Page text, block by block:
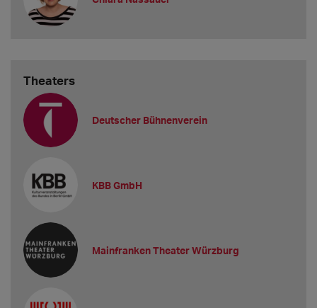
Theaters
Deutscher Bühnenverein
KBB GmbH
Mainfranken Theater Würzburg